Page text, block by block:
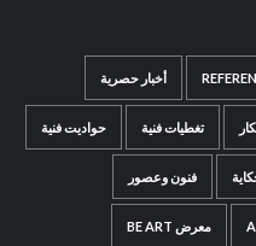
أخبار حصرية
تغطيات فنية حواديت فنية
فنون وعصور
معرض BE ART